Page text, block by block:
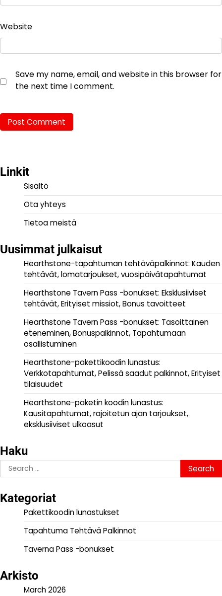
Website
Save my name, email, and website in this browser for
the next time I comment.
Linkit
Sisältö
Ota yhteys
Tietoa meistä
Uusimmat julkaisut
Hearthstone-tapahtuman tehtäväpalkinnot: Kauden
tehtävät, lomatarjoukset, vuosipäivätapahtumat
Hearthstone Tavern Pass -bonukset: Eksklusiiviset
tehtävät, Erityiset missiot, Bonus tavoitteet
Hearthstone Tavern Pass -bonukset: Tasoittainen
eteneminen, Bonuspalkinnot, Tapahtumaan
osallistuminen
Hearthstone-pakettikoodin lunastus:
Verkkotapahtumat, Pelissä saadut palkinnot, Erityiset
tilaisuudet
Hearthstone-paketin koodin lunastus:
Kausitapahtumat, rajoitetun ajan tarjoukset,
eksklusiiviset ulkoasut
Haku
Search
for:
Kategoriat
Pakettikoodin lunastukset
Tapahtuma Tehtävä Palkinnot
Taverna Pass -bonukset
Arkisto
March 2026